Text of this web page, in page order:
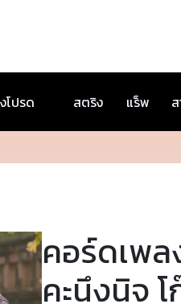
โปรด สตริง แร็พ
คอร์ดเพล
คะนึงนิจ